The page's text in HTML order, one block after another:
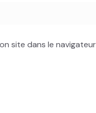
site dans le